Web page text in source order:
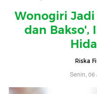
Wonogiri
dan Bakso',
Riska
Senin, 06